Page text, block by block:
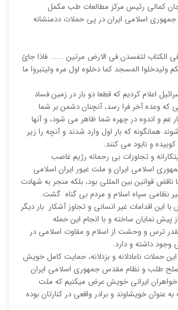
کمالی رئیس مرکز مطالعات طب مکمل
اسلامی ایران در پی حملات ددمنشانه
الکتاب لتفسدن فی الارض مرتین ...... فاذا جائ
ولیدخلوا المسجد کما دخلوه اول مره ولیتبروا ما
اعلام کردیم که قطعا دو بار در زمین فساد
که وعده آخر فرا رسد، آنچنان دشمن بر شما
و اندوه در چهره شما ظاهر می شود، و آنها
که بار اول وارد شدند و آنچه را زیر
و نابود می کنند.
و تجاوزات بی رحمانه رژیم غاصب
اسلامی ایران و ملت غیور ایران اسلامی
قوانین بین المللی بود، بلکه منجر به شهادت
نظامی سپاه اسلام و مردم بی گناه گشت.
اقدامات غیر انسانی و تجاوز آشکار بار دیگر
نمایان ساخته و با انجام این حمله
چقدر ترس و وحشت از اسلام و مقاوت اسلامی در
وجود داشته و دارد.
حملات ناعادلانه و بزدلانه، حمایت کامل خویش
صلح طلب و نظام مقدس جمهوری اسلامی ایران
و خواهران ایرانی خویش عرض میکنیم که ملت
عنوان خویشاوند و برادر واقعی در کنارتان بوده